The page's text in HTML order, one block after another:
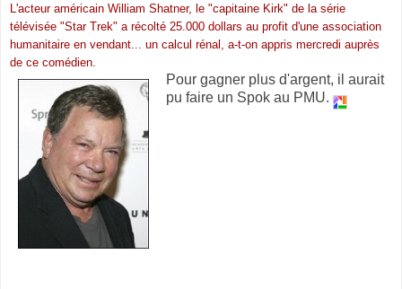
L'acteur américain William Shatner, le "capitaine Kirk" de la série
télévisée "Star Trek" a récolté 25.000 dollars au profit d'une association
humanitaire en vendant... un calcul rénal, a-t-on appris mercredi auprès
de ce comédien.
Pour gagner plus d'argent, il aurait
pu faire un Spok au PMU.